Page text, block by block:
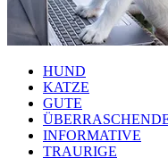
HUND
KATZE
GUTE
INFORMATIVE
TRAURIGE